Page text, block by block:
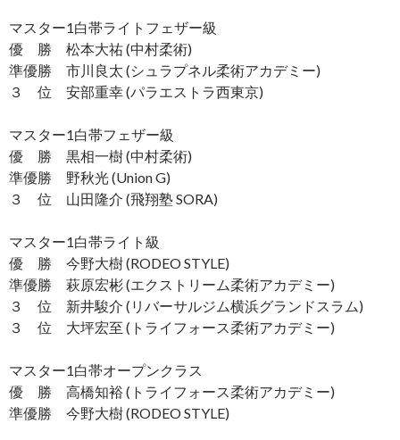
マスター1白帯ライトフェザー級
優 勝 松本大祐 (中村柔術)
準優勝 市川良太 (シュラプネル柔術アカデミー)
３ 位 安部重幸 (パラエストラ西東京)
マスター1白帯フェザー級
優 勝 黒相一樹 (中村柔術)
準優勝 野秋光 (Union G)
３ 位 山田隆介 (飛翔塾 SORA)
マスター1白帯ライト級
優 勝 今野大樹 (RODEO STYLE)
準優勝 萩原宏彬 (エクストリーム柔術アカデミー)
３ 位 新井駿介 (リバーサルジム横浜グランドスラム)
３ 位 大坪宏至 (トライフォース柔術アカデミー)
マスター1白帯オープンクラス
優 勝 高橋知裕 (トライフォース柔術アカデミー)
準優勝 今野大樹 (RODEO STYLE)